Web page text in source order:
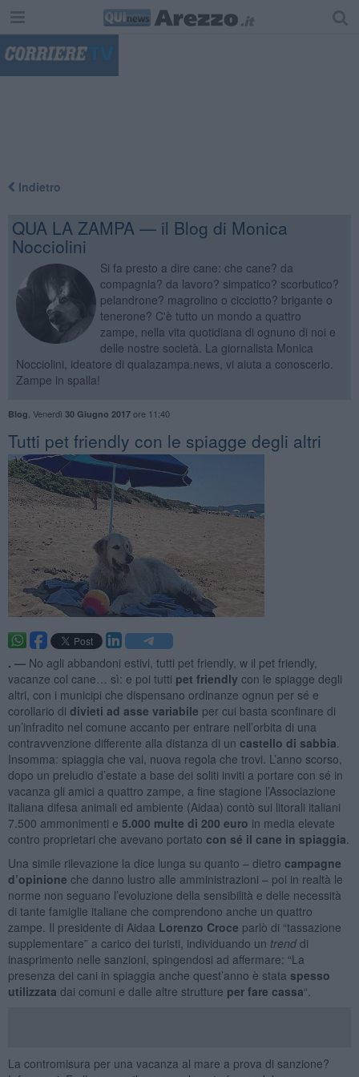
Indietro
QUA LA ZAMPA — il Blog di Monica
Nocciolini
Si fa presto a dire cane: che cane? da
compagnia? da lavoro? simpatico? scorbutico?
pelandrone? magrolino o cicciotto? brigante o
tenerone? C'è tutto un mondo a quattro
zampe, nella vita quotidiana di ognuno di noi e
delle nostre società. La giornalista Monica
Nocciolini, ideatore di qualazampa.news, vi aiuta a conoscerlo.
Zampe in spalla!
Blog Venerdì 30 Giugno 2017ore 11:40
Tutti pet friendly con le spiagge degli altri
. — No agli abbandoni estivi, tutti pet friendly, w il pet friendly,
vacanze col cane… sì: e poi tutti pet friendly con le spiagge degli
altri, con i municipi che dispensano ordinanze ognun per sé e
corollario di divieti ad asse variabile per cui basta sconfinare di
un’infradito nel comune accanto per entrare nell’orbita di una
contravvenzione differente alla distanza di un castello di sabbia
Insomma: spiaggia che vai, nuova regola che trovi. L’anno scorso,
dopo un preludio d’estate a base dei soliti inviti a portare con sé in
vacanza gli amici a quattro zampe, a fine stagione l’Associazione
italiana difesa animali ed ambiente (Aidaa) contò sui litorali italiani
7.500 ammonimenti e 5.000 multe di 200 euro in media elevate
contro proprietari che avevano portato con sé il cane in spiaggia
Una simile rilevazione la dice lunga su quanto – dietro campagne
d’opinione che danno lustro alle amministrazioni – poi in realtà le
norme non seguano l’evoluzione della sensibilità e delle necessità
di tante famiglie italiane che comprendono anche un quattro
zampe. Il presidente di Aidaa Lorenzo Croce parlò di “tassazione
supplementare” a carico dei turisti, individuando un trenddi
inasprimento nelle sanzioni, spingendosi ad affermare: “La
presenza dei cani in spiaggia anche quest’anno è stata spesso
utilizzata dai comuni e dalle altre strutture per fare cassa“.
La contromisura per una vacanza al mare a prova di sanzione?